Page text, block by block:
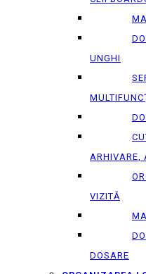
UNGHI
ARHIVARE,
VIZITĂ
DOSARE